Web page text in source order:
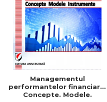
Managementul
performantelor financiare.
Concepte. Modele.